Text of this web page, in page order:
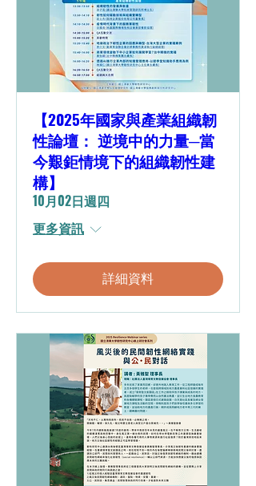
【2025年國家與產業組織韌
性論壇： 逆境中的力量─當
今艱鉅情境下的組織韌性建
構】
10月02日週四
更多資訊
詳細資料